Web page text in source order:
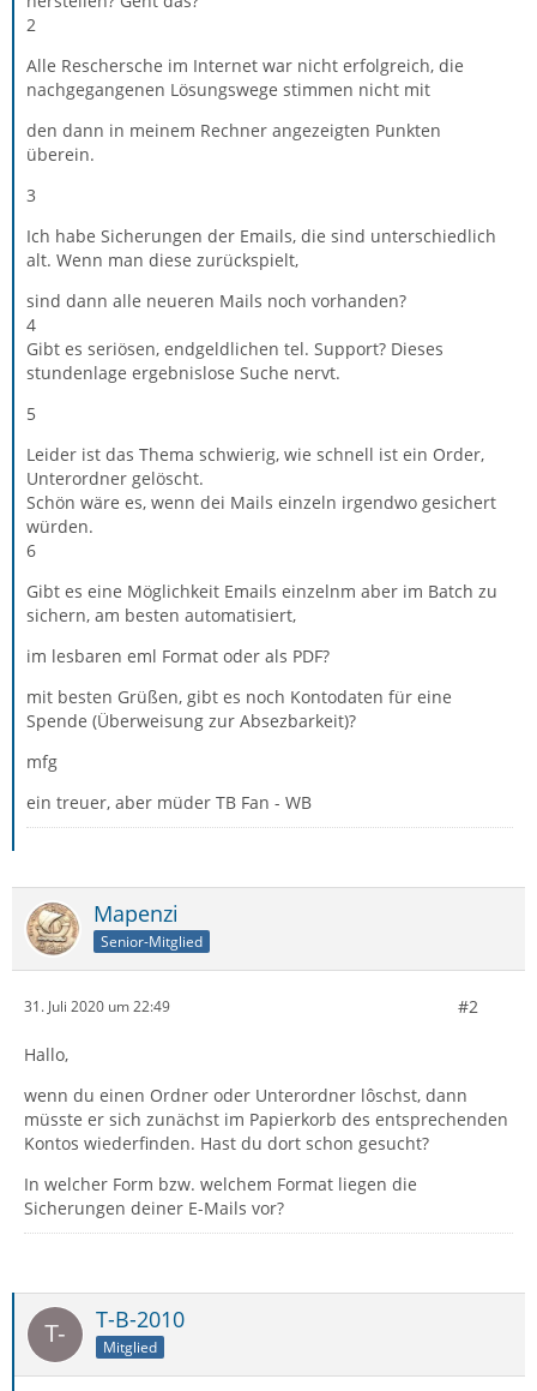
2
Alle Reschersche im Internet war nicht erfolgreich, die
nachgegangenen Lösungswege stimmen nicht mit
den dann in meinem Rechner angezeigten Punkten
überein.
3
Ich habe Sicherungen der Emails, die sind unterschiedlich
alt. Wenn man diese zurückspielt,
sind dann alle neueren Mails noch vorhanden?
4
Gibt es seriösen, endgeldlichen tel. Support? Dieses
stundenlage ergebnislose Suche nervt.
5
Leider ist das Thema schwierig, wie schnell ist ein Order,
Unterordner gelöscht.
Schön wäre es, wenn dei Mails einzeln irgendwo gesichert
würden.
6
Gibt es eine Möglichkeit Emails einzelnm aber im Batch zu
sichern, am besten automatisiert,
im lesbaren eml Format oder als PDF?
mit besten Grüßen, gibt es noch Kontodaten für eine
Spende (Überweisung zur Absezbarkeit)?
mfg
ein treuer, aber müder TB Fan - WB
Mapenzi
Senior-Mitglied
31. Juli 2020 um 22:49 #2
Hallo,
wenn du einen Ordner oder Unterordner lôschst, dann
müsste er sich zunächst im Papierkorb des entsprechenden
Kontos wiederfinden. Hast du dort schon gesucht?
In welcher Form bzw. welchem Format liegen die
Sicherungen deiner E-Mails vor?
T-B-2010
Mitglied